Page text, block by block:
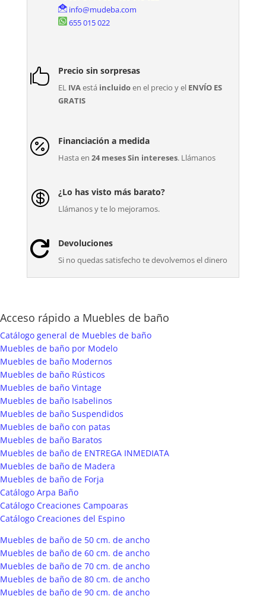
info@mudeba.com
655 015 022
 Precio sin sorpresas
EL IVAestá incluidoen el precio y el ENVÍO ES
GRATIS
 Financiación a medida
Hasta en 24 meses Sin intereses. Llámanos
 ¿Lo has visto más barato?
Llámanos y te lo mejoramos.
 Devoluciones
Si no quedas satisfecho te devolvemos el dinero
Acceso rápido a Muebles de baño
Catálogo general de Muebles de baño
Muebles de baño por Modelo
Muebles de baño Modernos
Muebles de baño Rústicos
Muebles de baño Vintage
Muebles de baño Isabelinos
Muebles de baño Suspendidos
Muebles de baño con patas
Muebles de baño Baratos
Muebles de baño de ENTREGA INMEDIATA
Muebles de baño de Madera
Muebles de baño de Forja
Catálogo Arpa Baño
Catálogo Creaciones Campoaras
Catálogo Creaciones del Espino
Muebles de baño de 50 cm. de ancho
Muebles de baño de 60 cm. de ancho
Muebles de baño de 70 cm. de ancho
Muebles de baño de 80 cm. de ancho
Muebles de baño de 90 cm. de ancho